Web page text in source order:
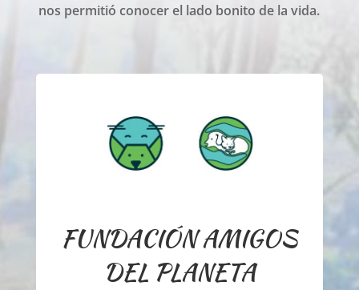
nos permitió conocer el lado bonito de la vida.
FUNDACIÓN AMIGOS
DEL PLANETA